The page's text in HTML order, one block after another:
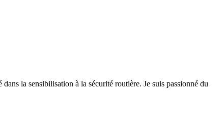
la sensibilisation à la sécurité routière. Je suis passionné du